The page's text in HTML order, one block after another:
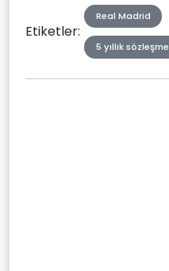
Etiketler:
Real Madrid
5 yıllık sözleşme